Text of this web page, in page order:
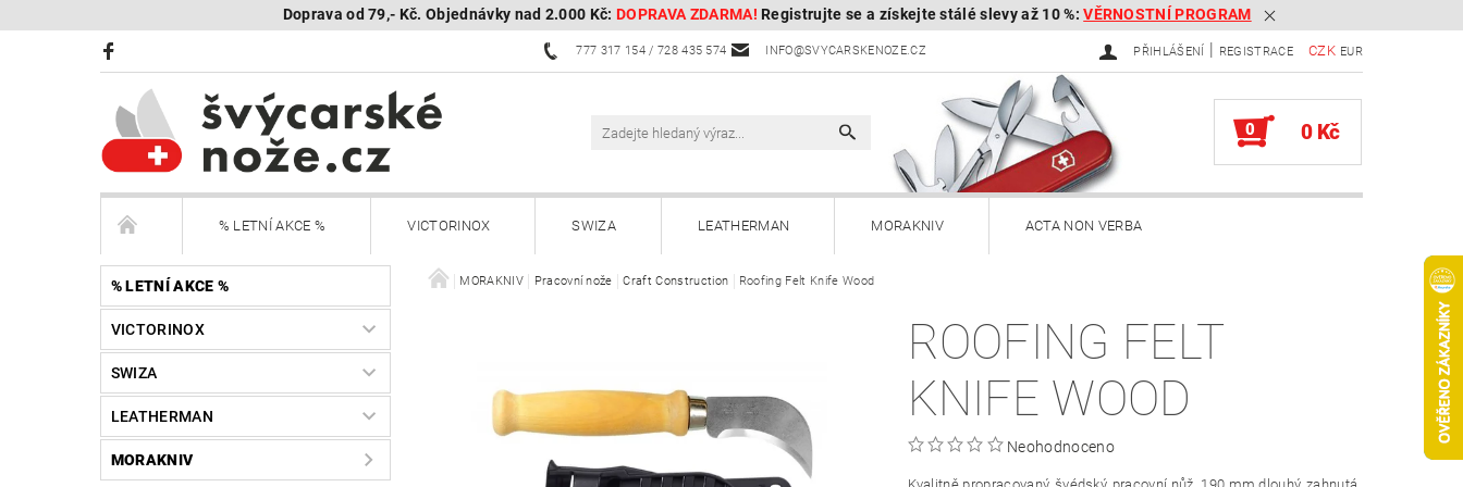
Doprava od 79,- Kč. Objednávky nad 2.000 Kč: DOPRAVA ZDARMA! Registrujte se a získejte stálé slevy až 10 %:VĚRNOSTNÍ PROGRAM
777 317 154 / 728 435 574 INFO@SVYCARSKENOZE.CZ CZK EUR
PŘIHLÁŠENÍ | REGISTRACE
0 0 Kč
% LETNÍ AKCE % VICTORINOX SWIZA LEATHERMAN MORAKNIV ACTA NON VERBA
BÖKER Limited BÖKER - sestav si nůž HULTAFORS - Švédské sekery HUSQVARNA - Švédské sekery
KAMBUKKA - termohrnky, lahve, termonádoby Brousky na kapesní nože
Další nože Peněženky Victorinox Paracordy Příslušenství Dárkové poukazy Služby Knihy
SEGWAY NAVIMOW - robotické sekačky Kontakty Vrácení, výměna zboží, reklamace
% LETNÍ AKCE %
VICTORINOX
SWIZA
LEATHERMAN
MORAKNIV
MORAKNIV Pracovní nože Craft Construction Roofing Felt Knife Wood
ROOFING FELT
KNIFE WOOD
Neohodnoceno